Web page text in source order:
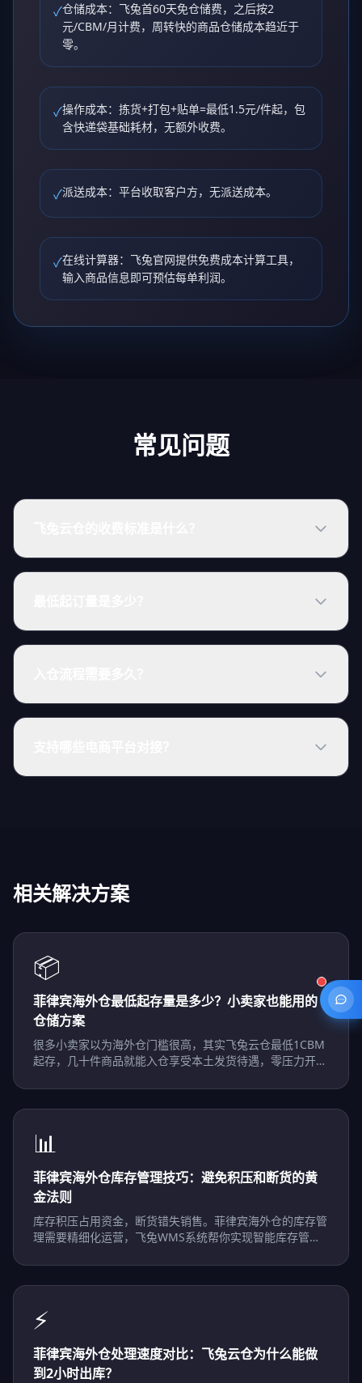
✓仓储成本：飞兔首60天免仓储费，之后按2
元/CBM/月计费，周转快的商品仓储成本趋近于
零。
✓操作成本：拣货+打包+贴单=最低1.5元/件起，包
含快递袋基础耗材，无额外收费。
✓派送成本：平台收取客户方，无派送成本。
✓在线计算器：飞兔官网提供免费成本计算工具，
输入商品信息即可预估每单利润。
常见问题
相关解决方案
📦
菲律宾海外仓最低起存量是多少？小卖家也能用的
仓储方案
很多小卖家以为海外仓门槛很高，其实飞兔云仓最低1CBM
起存，几十件商品就能入仓享受本土发货待遇，零压力开启
📊
菲律宾海外仓库存管理技巧：避免积压和断货的黄
金法则
库存积压占用资金，断货错失销售。菲律宾海外仓的库存管
理需要精细化运营，飞兔WMS系统帮你实现智能库存管
⚡
菲律宾海外仓处理速度对比：飞兔云仓为什么能做
到2小时出库？